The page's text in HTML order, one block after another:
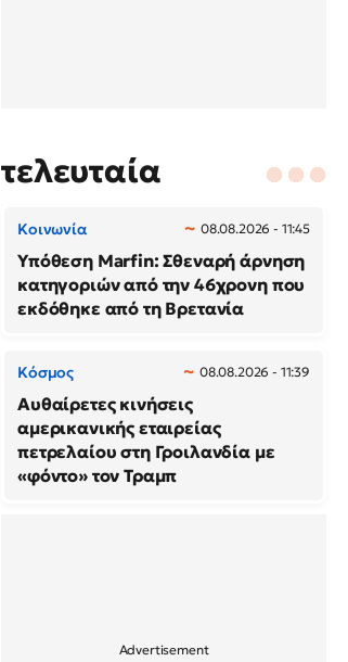
τελευταία
Κοινωνία 08.08.2026 - 11:45
Υπόθεση Marfin: Σθεναρή άρνηση
κατηγοριών από την 46χρονη που
εκδόθηκε από τη Βρετανία
Κόσμος 08.08.2026 - 11:39
Αυθαίρετες κινήσεις
αμερικανικής εταιρείας
πετρελαίου στη Γροιλανδία με
«φόντο» τον Τραμπ